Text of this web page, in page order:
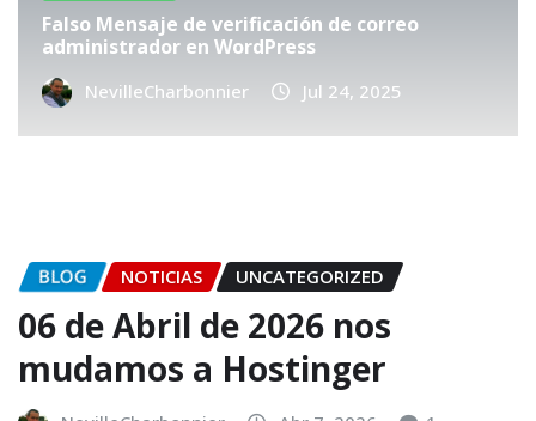
Falso Mensaje de verificación de correo
administrador en WordPress
NevilleCharbonnier Jul 24, 2025
BLOG NOTICIAS UNCATEGORIZED
06 de Abril de 2026 nos
mudamos a Hostinger